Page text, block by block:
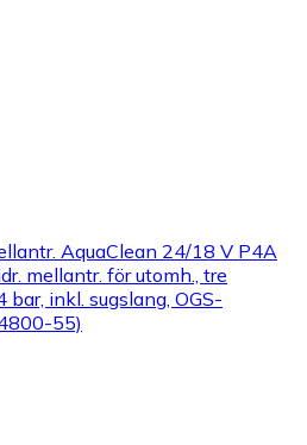
AquaClean 24/18 V P4A
mellantr. för utomh., tre
inkl. sugslang, OGS-
55)